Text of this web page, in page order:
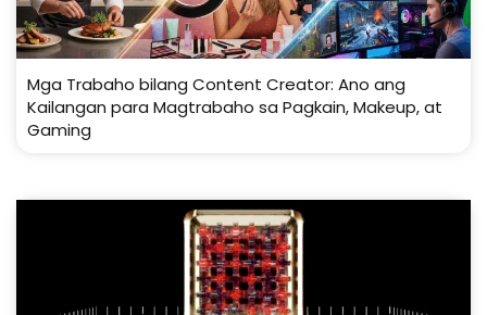
Mga Trabaho bilang Content Creator: Ano ang
Kailangan para Magtrabaho sa Pagkain, Makeup, at
Gaming